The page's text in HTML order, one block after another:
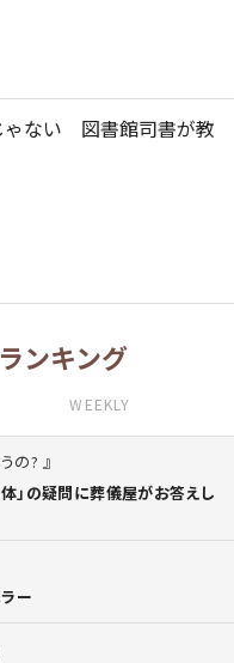
ゃない 図書館司書が教
ンキング
WEEKLY
の?
」の疑問に葬儀屋がお答えし
ー